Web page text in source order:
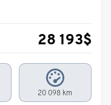
28 193$
20 098 km